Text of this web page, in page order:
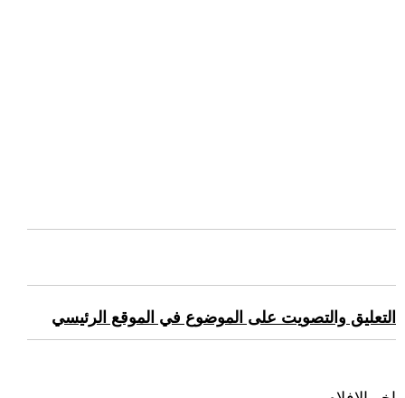
التعليق والتصويت على الموضوع في الموقع الرئيسي